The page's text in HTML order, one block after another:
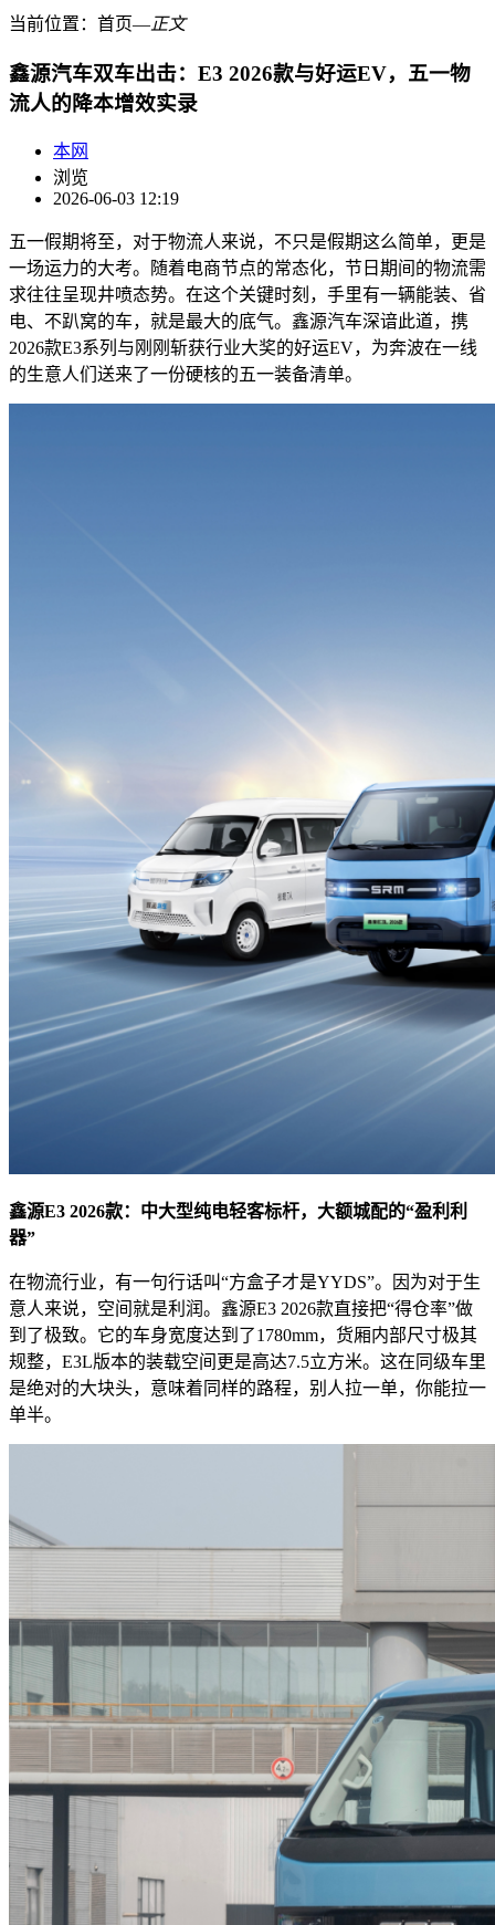
当前位置： 首页―正文
鑫源汽车双车出击：E3 2026款与好运EV，五一物
流人的降本增效实录
本网
浏览
2026-06-03 12:19
五一假期将至，对于物流人来说，不只是假期这么简单，更是
一场运力的大考。随着电商节点的常态化，节日期间的物流需
求往往呈现井喷态势。在这个关键时刻，手里有一辆能装、省
电、不趴窝的车，就是最大的底气。鑫源汽车深谙此道，携
2026款E3系列与刚刚斩获行业大奖的好运EV，为奔波在一线
的生意人们送来了一份硬核的五一装备清单。
鑫源E3 2026款：中大型纯电轻客标杆，大额城配的“盈利利
器”
在物流行业，有一句行话叫“方盒子才是YYDS”。因为对于生
意人来说，空间就是利润。鑫源E3 2026款直接把“得仓率”做
到了极致。它的车身宽度达到了1780mm，货厢内部尺寸极其
规整，E3L版本的装载空间更是高达7.5立方米。这在同级车里
是绝对的大块头，意味着同样的路程，别人拉一单，你能拉一
单半。